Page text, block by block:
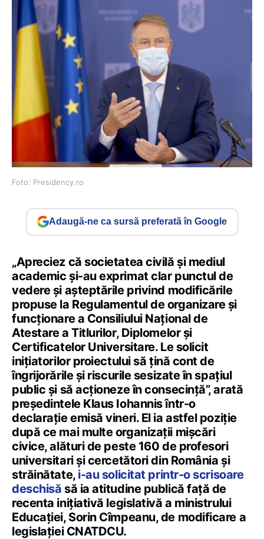
Foto: Presidency.ro
Adaugă-ne ca sursă preferată în Google
„Apreciez că societatea civilă și mediul
academic și-au exprimat clar punctul de
vedere și așteptările privind modificările
propuse la Regulamentul de organizare și
funcționare a Consiliului Național de
Atestare a Titlurilor, Diplomelor și
Certificatelor Universitare. Le solicit
inițiatorilor proiectului să țină cont de
îngrijorările și riscurile sesizate în spațiul
public și să acționeze în consecință”, arată
președintele Klaus Iohannis într-o
declarație emisă vineri. El ia astfel poziție
după ce mai multe organizații mișcări
civice, alături de peste 160 de profesori
universitari și cercetători din România și
străinătate, i-au solicitat printr-o scrisoare
deschisă să ia atitudine publică față de
recenta inițiativă legislativă a ministrului
Educației, Sorin Cîmpeanu, de modificare a
legislației CNATDCU.